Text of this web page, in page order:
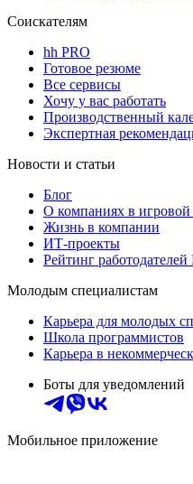
Соискателям
hh PRO
Готовое резюме
Все сервисы
Хочу у вас работать
Производственный
Экспертная
Новости и статьи
Блог
О компаниях в
Жизнь в компании
ИТ-проекты
Рейтинг работодателей
Молодым специалистам
Карьера для молодых
Школа программистов
Карьера в
Боты для уведомлений
Мобильное приложение